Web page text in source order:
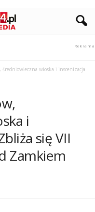
wioska i inscenizacja
i
się VII
Zamkiem